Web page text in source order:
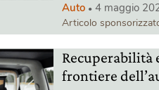
Auto 4 maggio
Articolo
Recuperabilità
frontiere